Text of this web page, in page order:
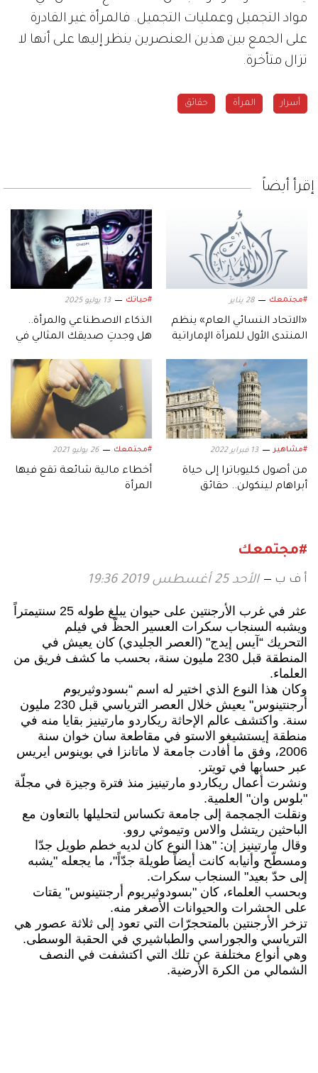
مواد التجميل وعمليات التجميل. فالمرأة غير القادرة
على الجمع بين هذين العنصرين ينظر إليها على أنها لا
تزال متأخرة.
أسرار المرأة حقائق
إقرأ أيضاً
#مجتمعك 28 يناير
«الاتحاد النسائي العام» ينظم
المنتدى الأول للمرأة الإماراتية
#حياتك 13 يوليو 2025
الذكاء الاصطناعي والمرأة..
هل وجدتِ صديقك المثالي في
#مشاهير 13 فبراير 2022
من أصول كليوباترا إلى حياة
أبراهام لينكولن.. حقائق
#مجتمعك 26 يوليو 2021
أخطاء مالية شائعة تقع فيها
المرأة
#مجتمعك
أ ف ب الأحد 25 أغسطس 2019 19:36
عثر في غرب الأرجنتين على حيوان يبلغ طوله 25 سنتيمتراً
ويشبه السنجاب سكرات العسير الحظّ في فيلم
التحريك “آيس إيدج" (العصر الجليدي) كان يعيش في
المنطقة قبل 230 مليون سنة، بحسب ما كشف فريق من
العلماء.
وكان هذا النوع الذي اختير له اسم “بسودوثيريوم
أرجنتينوس" يعيش خلال العصر الترياسي قبل 230 مليون
سنة. واكتشف عالم الإحاثة ريكاردو مارتينيز بقايا منه في
منطقة إيستشيغو الاستو في مقاطعة سان خوان سنة
2006، وفق ما أفادت جامعة لا ماتانزا في بوينوس ايريس
عبر حسابها في تويتر.
ونشرت أعمال ريكاردو مارتينيز منذ فترة وجيزة في مجلّة
"بلوس وان" العلمية.
ونقلت الجمجمة إلى جامعة تكساس لتحليلها بالتعاون مع
الباحثين ريتشل والاس وتيموثي روو.
وقال مارتينيز إن: "هذا النوع كان لديه خطم طويل جدّا
ومسطّح وأنيابه كانت أيضاً طويلة جدّاً"، ما يجعله "يشبه
إلى حدّ بعيد" السنجاب سكرات.
وبحسب العلماء، كان "بسودوثيريوم أرجنتينوس" يقتات
على الحشرات والحيوانات الأصغر منه.
تزخر الأرجنتين بالمتحجرّات التي تعود إلى ثلاثة عصور هي
الترياسي والجوراسي والطباشيري في الحقبة الوسطى.
وهي أنواع مختلفة عن تلك التي اكتشفت في النصف
الشمالي من الكرة الأرضية.